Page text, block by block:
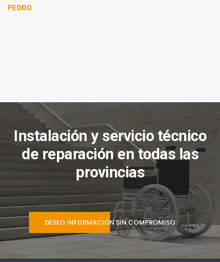
PEDRO
Instalación y servicio técnico
de reparación en todas las
provincias
DESEO INFORMACIÓN SIN COMPROMISO